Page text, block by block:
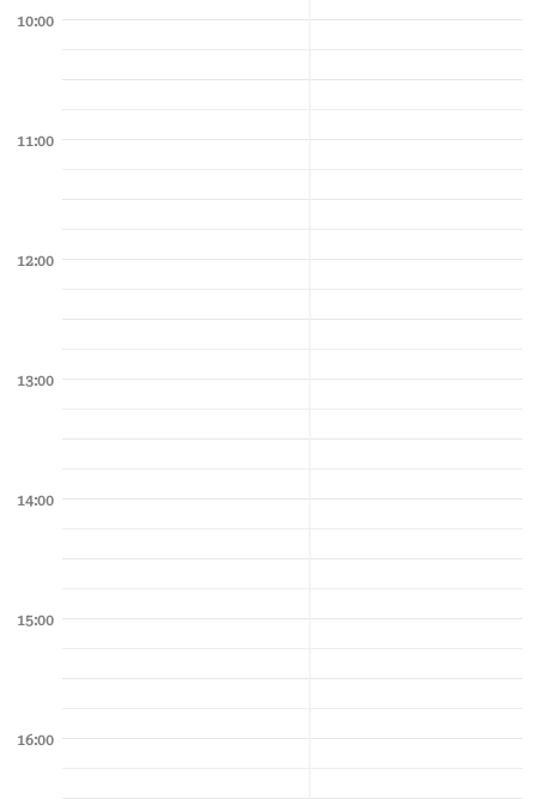
10:00
11:00
12:00
13:00
14:00
15:00
16:00